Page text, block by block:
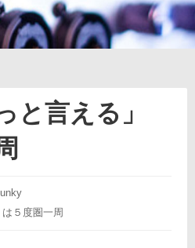
と言える」
５度圏一周